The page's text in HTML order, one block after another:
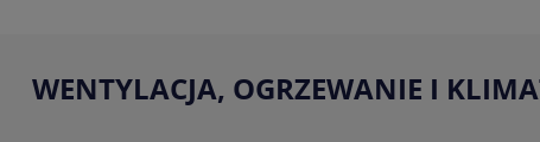
WENTYLACJA, OGRZEWANIE I